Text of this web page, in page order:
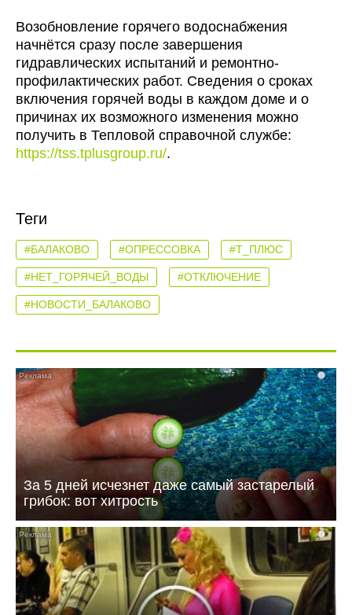
Возобновление горячего водоснабжения
начнётся сразу после завершения
гидравлических испытаний и ремонтно-
профилактических работ. Сведения о сроках
включения горячей воды в каждом доме и о
причинах их возможного изменения можно
получить в Тепловой справочной службе:
https://tss.tplusgroup.ru/.
Теги
#БАЛАКОВО #ОПРЕССОВКА #Т_ПЛЮС
#НЕТ_ГОРЯЧЕЙ_ВОДЫ #ОТКЛЮЧЕНИЕ
#НОВОСТИ_БАЛАКОВО
i
За 5 дней исчезнет даже самый застарелый
грибок: вот хитрость
i